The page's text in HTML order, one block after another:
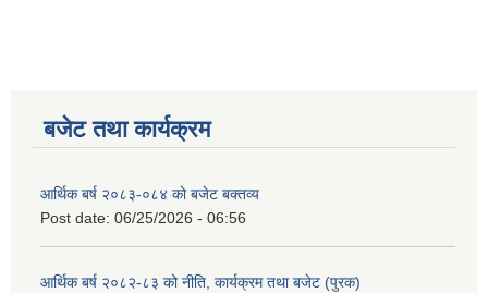
बजेट तथा कार्यक्रम
आर्थिक बर्ष २०८३-०८४ को बजेट बक्तव्य
Post date: 06/25/2026 - 06:56
आर्थिक बर्ष २०८२-८३ को नीति, कार्यक्रम तथा बजेट (पुरक)